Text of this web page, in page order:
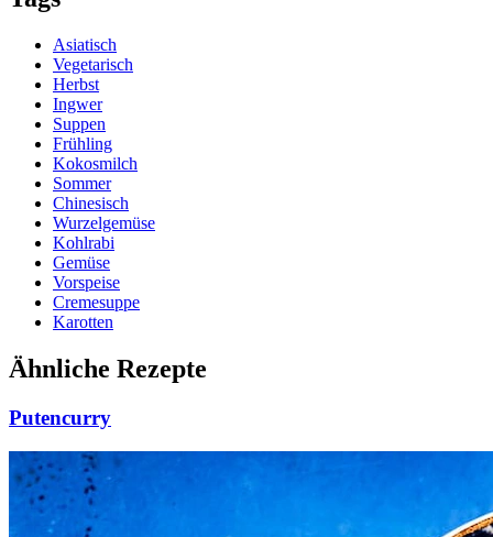
Asiatisch
Vegetarisch
Herbst
Ingwer
Suppen
Frühling
Kokosmilch
Sommer
Chinesisch
Wurzelgemüse
Kohlrabi
Gemüse
Vorspeise
Cremesuppe
Karotten
Ähnliche Rezepte
Putencurry